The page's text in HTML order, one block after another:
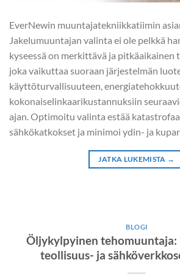
EverNewin muuntajatekniikkatiimin
Jakelumuuntajan valinta ei ole pelkkä
kyseessä on merkittävä ja pitkäaikainen
joka vaikuttaa suoraan järjestelmän
käyttöturvallisuuteen,
kokonaiselinkaarikustannuksiin
ajan. Optimoitu valinta estää
sähkökatkokset ja minimoi ydin- ja
JATKA LUKEMISTA →
BLOGI
Öljykylpyinen tehomuuntaja:
teollisuus- ja